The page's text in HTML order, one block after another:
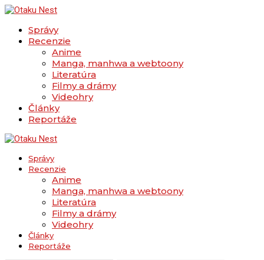
Správy
Recenzie
Anime
Manga, manhwa a webtoony
Literatúra
Filmy a drámy
Videohry
Články
Reportáže
Správy
Recenzie
Anime
Manga, manhwa a webtoony
Literatúra
Filmy a drámy
Videohry
Články
Reportáže